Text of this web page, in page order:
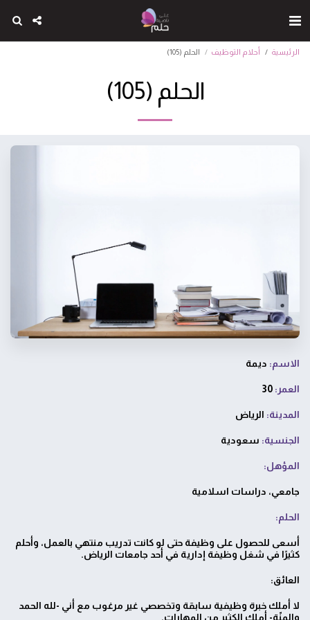
الرئيسية أحلام التوظيف الحلم (105)
الحلم (105)
الاسم: ديمة
العمر:
المدينة: الرياض
الجنسية: سعودية
المؤهل:
جامعي، دراسات اسلامية
الحلم:
أسعى للحصول على وظيفة حتى لو كانت تدريب منتهي بالعمل، وأحلم
كثيرًا في شغل وظيفة إدارية في أحد جامعات الرياض.
العائق:
لا أملك خبرة وظيفية سابقة وتخصصي غير مرغوب مع أني -لله الحمد
والمنّة- أملك الكثير من المهارات.